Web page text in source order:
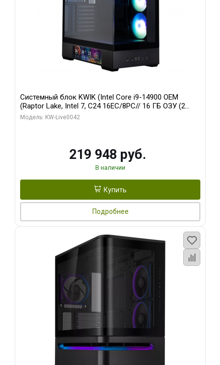
Системный блок KWIK (Intel Core i9-14900 OEM
(Raptor Lake, Intel 7, C24 16EC/8PC// 16 ГБ ОЗУ (2
модуля)/ Gigabyte RTX5070Ti EAGLE OC ICE SFF 16GB
Модель: KW-Live0042
219 948 руб.
В наличии
Купить
Подробнее